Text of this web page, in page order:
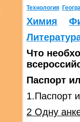
Технология
Химия
Что
Паспорт
1.Паспорт
2 Одну